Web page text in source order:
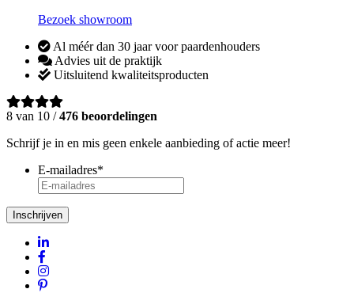
Bezoek showroom
Al méér dan 30 jaar voor paardenhouders
Advies uit de praktijk
Uitsluitend kwaliteitsproducten
8 van 10 /476 beoordelingen
Schrijf je in en mis geen enkele aanbieding of actie meer!
E-mailadres*
Inschrijven